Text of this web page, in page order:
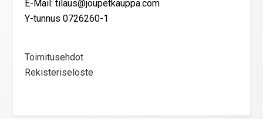
E-Mail: tilaus@joupetkauppa.com
Y-tunnus 0726260-1
Toimitusehdot
Rekisteriseloste